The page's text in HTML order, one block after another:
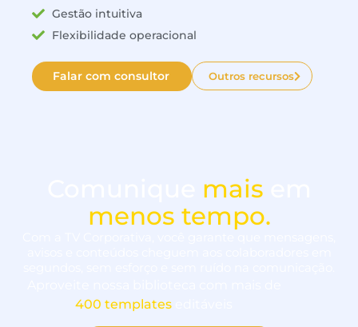
Gestão intuitiva
Flexibilidade operacional
Falar com consultor Outros recursos
mais
menos tempo.
400 templates